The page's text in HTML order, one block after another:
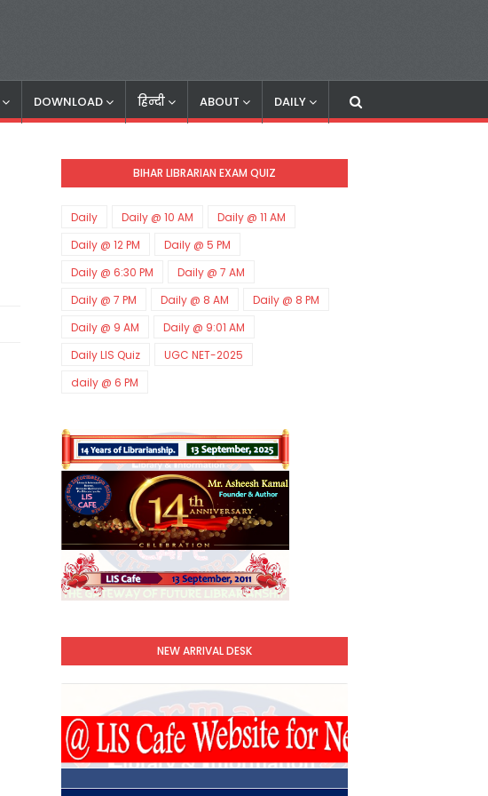
DOWNLOAD हिन्दी ABOUT DAILY
BIHAR LIBRARIAN EXAM QUIZ
Daily Daily @ 10 AM
Daily @ 11 AM
Daily @ 12 PM
Daily @ 5 PM
Daily @ 6:30 PM
Daily @ 7 AM
Daily @ 7 PM
Daily @ 8 AM
Daily @ 8 PM
Daily @ 9 AM
Daily @ 9:01 AM
Daily LIS Quiz
UGC NET-2025
daily @ 6 PM
NEW ARRIVAL DESK